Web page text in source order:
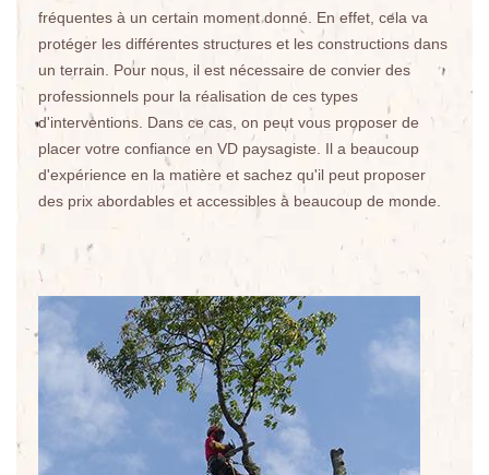
fréquentes à un certain moment donné. En effet, cela va
protéger les différentes structures et les constructions dans
un terrain. Pour nous, il est nécessaire de convier des
professionnels pour la réalisation de ces types
d'interventions. Dans ce cas, on peut vous proposer de
placer votre confiance en VD paysagiste. Il a beaucoup
d'expérience en la matière et sachez qu'il peut proposer
des prix abordables et accessibles à beaucoup de monde.